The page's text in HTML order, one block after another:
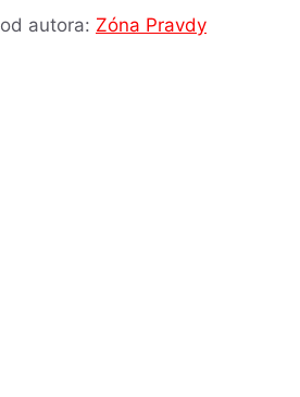
od autora: Zóna Pravdy